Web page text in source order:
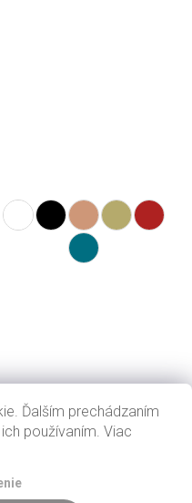
Ďalším prechádzaním
používaním. Viac